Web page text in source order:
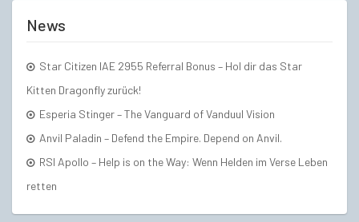
News
Star Citizen IAE 2955 Referral Bonus – Hol dir das Star
Kitten Dragonfly zurück!
Esperia Stinger – The Vanguard of Vanduul Vision
Anvil Paladin – Defend the Empire. Depend on Anvil.
RSI Apollo – Help is on the Way: Wenn Helden im Verse Leben
retten